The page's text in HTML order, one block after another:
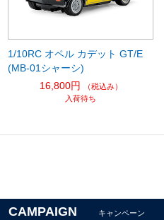
1/10RC オペル カデット GT/E
(MB-01シャーシ)
16,800円
（税込み）
入荷待ち
CAMPAIGN キャンペーン